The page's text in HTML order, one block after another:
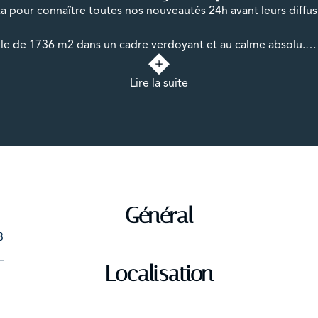
pour connaître toutes nos nouveautés 24h avant leurs
de 1736 m2 dans un cadre verdoyant et au calme absolu.
de construction suite à une autorisation de permis de
possibilité de construction de deux maisons.
ce bien est exposé sont disponibles sur le site
Lire la suite
Général
Localisation